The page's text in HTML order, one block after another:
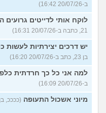
ב-20/07/26 16:42)
לוקח אותי לדייטים
21, כתבה ב-20/07/26 16:31)
יש דרכים יצירתיות
בן 23, כתב ב-20/07/26 16:20)
למה אני כל כך חרדתית
ב-20/07/26 16:09)
מיוני אשכול התעופה (ככככ, בן 18, כתב ב-20/07/26 16:00)